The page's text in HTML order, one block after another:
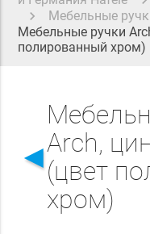
Мебельные
Мебельные ручки
полированный хром)
◄Arch,
(цвет
хром)